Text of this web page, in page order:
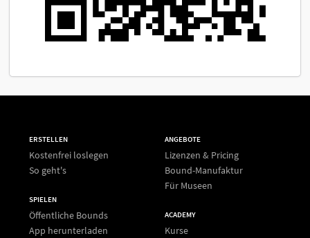
ERSTELLEN
Kostenfrei loslegen
So geht's
SPIELEN
Öffentliche Bounds
App herunterladen
ANGEBOTE
Lizenzen & Pricing
Bound-Manufaktur
Für Museen
ACADEMY
Kurse